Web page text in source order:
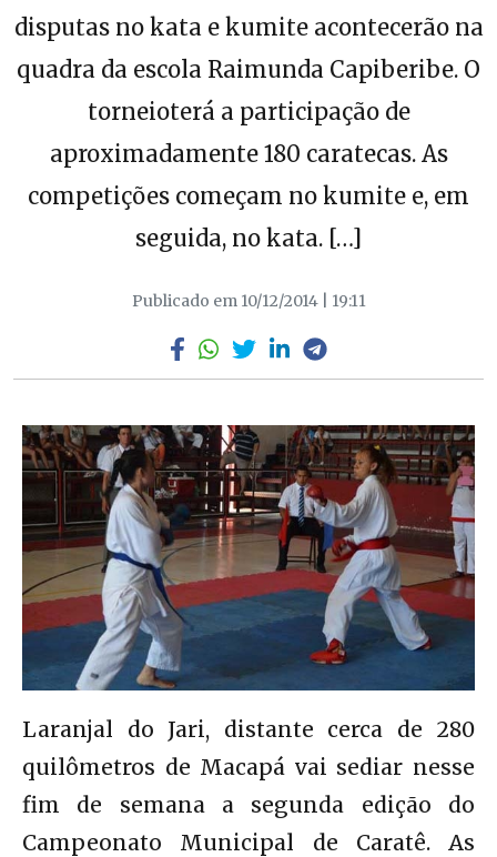
disputas no kata e kumite acontecerão na
quadra da escola Raimunda Capiberibe. O
torneioterá a participação de
aproximadamente 180 caratecas. As
competições começam no kumite e, em
seguida, no kata. […]
Publicado em 10/12/2014 | 19:11
Laranjal do Jari, distante cerca de 280
quilômetros de Macapá vai sediar nesse
fim de semana a segunda edição do
Campeonato Municipal de Caratê. As